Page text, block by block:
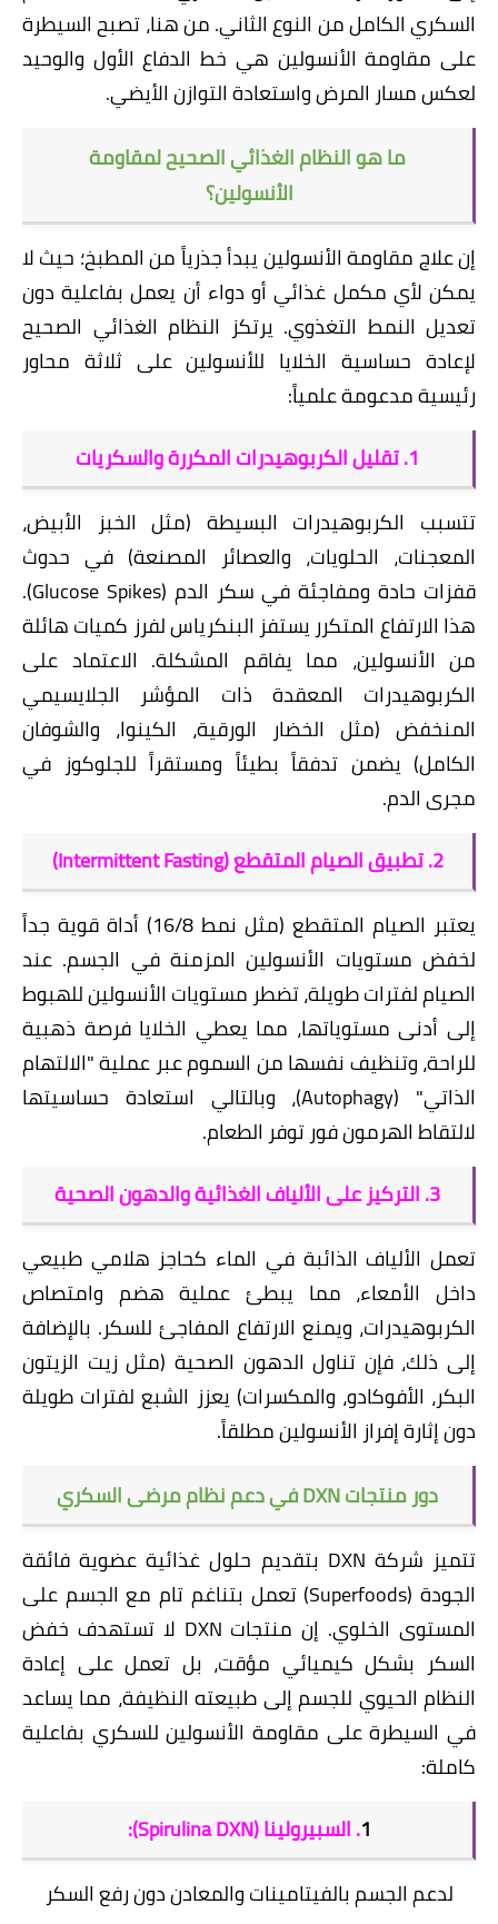
السكري الكامل من النوع الثاني. من هنا، تصبح السيطرة
على مقاومة الأنسولين هي خط الدفاع الأول والوحيد
لعكس مسار المرض واستعادة التوازن الأيضي.
​ما هو النظام الغذائي الصحيح لمقاومة
الأنسولين؟
​إن علاج مقاومة الأنسولين يبدأ جذرياً من المطبخ؛ حيث لا
يمكن لأي مكمل غذائي أو دواء أن يعمل بفاعلية دون
تعديل النمط التغذوي. يرتكز النظام الغذائي الصحيح
لإعادة حساسية الخلايا للأنسولين على ثلاثة محاور
رئيسية مدعومة علمياً:
​1. تقليل الكربوهيدرات المكررة والسكريات
​تتسبب الكربوهيدرات البسيطة (مثل الخبز الأبيض،
المعجنات، الحلويات، والعصائر المصنعة) في حدوث
قفزات حادة ومفاجئة في سكر الدم (Glucose Spikes).
هذا الارتفاع المتكرر يستفز البنكرياس لفرز كميات هائلة
من الأنسولين، مما يفاقم المشكلة. الاعتماد على
الكربوهيدرات المعقدة ذات المؤشر الجلايسيمي
المنخفض (مثل الخضار الورقية، الكينوا، والشوفان
الكامل) يضمن تدفقاً بطيئاً ومستقراً للجلوكوز في
مجرى الدم.
​2. تطبيق الصيام المتقطع (Intermittent Fasting)
​يعتبر الصيام المتقطع (مثل نمط 16/8) أداة قوية جداً
لخفض مستويات الأنسولين المزمنة في الجسم. عند
الصيام لفترات طويلة، تضطر مستويات الأنسولين للهبوط
إلى أدنى مستوياتها، مما يعطي الخلايا فرصة ذهبية
للراحة، وتنظيف نفسها من السموم عبر عملية "الالتهام
الذاتي" (Autophagy)، وبالتالي استعادة حساسيتها
لالتقاط الهرمون فور توفر الطعام.
3. التركيز على الألياف الغذائية والدهون الصحية
​تعمل الألياف الذائبة في الماء كحاجز هلامي طبيعي
داخل الأمعاء، مما يبطئ عملية هضم وامتصاص
الكربوهيدرات، ويمنع الارتفاع المفاجئ للسكر. بالإضافة
إلى ذلك، فإن تناول الدهون الصحية (مثل زيت الزيتون
البكر، الأفوكادو، والمكسرات) يعزز الشبع لفترات طويلة
دون إثارة إفراز الأنسولين مطلقاً.
​دور منتجات DXN في دعم نظام مرضى السكري
​تتميز شركة DXN بتقديم حلول غذائية عضوية فائقة
الجودة (Superfoods) تعمل بتناغم تام مع الجسم على
المستوى الخلوي. إن منتجات DXN لا تستهدف خفض
السكر بشكل كيميائي مؤقت، بل تعمل على إعادة
النظام الحيوي للجسم إلى طبيعته النظيفة، مما يساعد
في السيطرة على مقاومة الأنسولين للسكري بفاعلية
كاملة:
​1. السبيرولينا (Spirulina DXN):
لدعم الجسم بالفيتامينات والمعادن دون رفع السكر